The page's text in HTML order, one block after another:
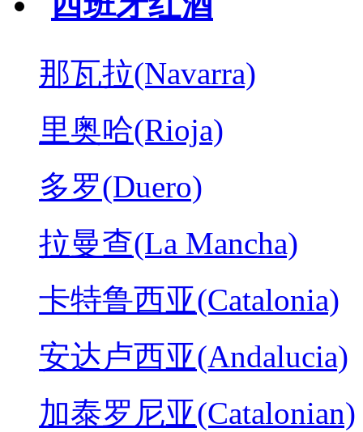
那瓦拉(Navarra)
里奥哈(Rioja)
多罗(Duero)
拉曼查(La Mancha)
卡特鲁西亚(Catalonia)
安达卢西亚(Andalucia)
加泰罗尼亚(Catalonian)